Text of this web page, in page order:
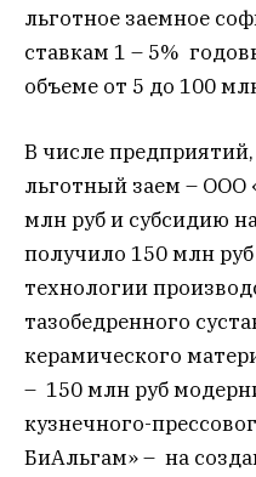
льготное заемное
ставкам 1 – 5%
объеме от 5 до 100
В числе
льготный заем – ООО
млн руб и субсидию
получило 150 млн руб
технологии
тазобедренного
керамического
– 150 млн руб
кузнечного-
БиАльгам» – на